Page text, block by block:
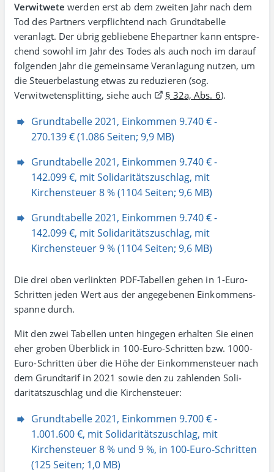
Ver­wit­wete werden erst ab dem zweiten Jahr nach dem
Tod des Part­ners verpflichtend nach Grund­tabelle
veranlagt. Der übrig gebliebene Ehe­partner kann entspre­
chend sowohl im Jahr des Todes als auch noch im darauf
fol­gen­den Jahr die gemein­same Veran­lagung nutzen, um
die Steuer­belastung etwas zu reduzieren (sog.
Verwitweten­splitting, siehe auch
§ 32a, Abs. 6).
Grundtabelle 2021, Einkommen 9.740 € -
270.139 € (1.086 Seiten; 9,9 MB)
Grundtabelle 2021, Einkommen 9.740 € -
142.099 €, mit Solidaritätszuschlag, mit
Kirchensteuer 8 % (1104 Seiten; 9,6 MB)
Grundtabelle 2021, Einkommen 9.740 € -
142.099 €, mit Solidaritätszuschlag, mit
Kirchensteuer 9 % (1104 Seiten; 9,6 MB)
Die drei oben verlinkten PDF-Tabellen gehen in 1-Euro-
Schritten jeden Wert aus der ange­gebenen Einkommens­
spanne durch.
Mit den zwei Tabellen unten hingegen erhalten Sie einen
eher groben Über­blick in 100-Euro-Schritten bzw. 1000-
Euro-Schritten über die Höhe der Einkommen­steuer nach
dem Grund­tarif in 2021 sowie den zu zahlenden Soli­
daritäts­zuschlag und die Kirchen­steuer:
Grundtabelle 2021, Einkommen 9.700 € -
1.001.600 €, mit Solidaritäts­zuschlag, mit
Kirchensteuer 8 % und 9 %, in 100-Euro-Schritten
(125 Seiten; 1,0 MB)